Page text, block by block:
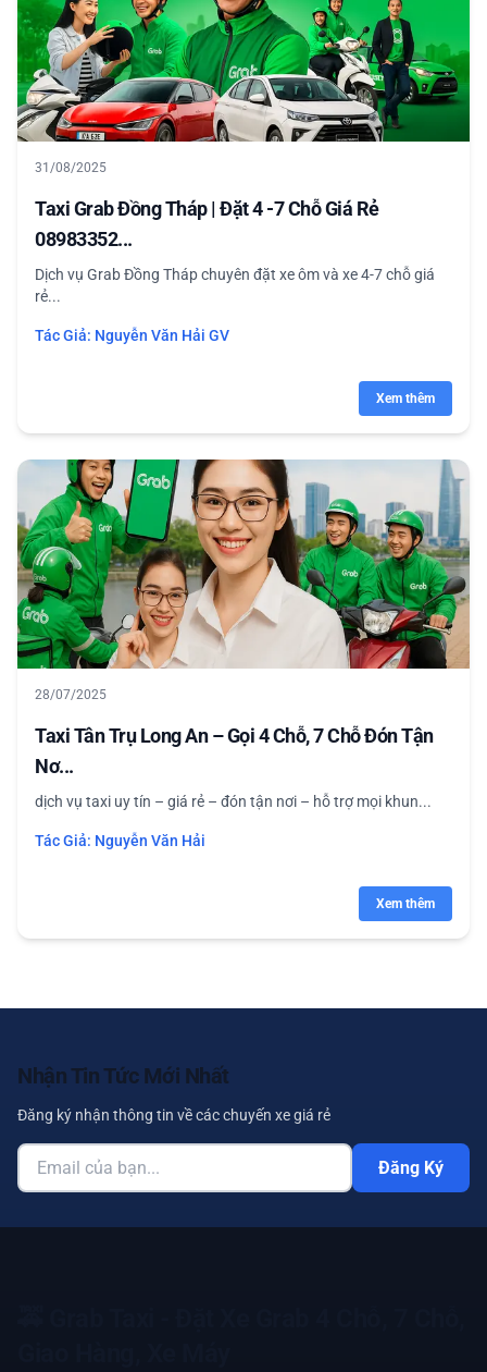
31/08/2025
Taxi Grab Đồng Tháp | Đặt 4 -7 Chỗ Giá Rẻ
08983352...
Dịch vụ Grab Đồng Tháp chuyên đặt xe ôm và xe 4-7 chỗ giá
rẻ...
Tác Giả: Nguyễn Văn Hải GV
Xem thêm
28/07/2025
Taxi Tân Trụ Long An – Gọi 4 Chỗ, 7 Chỗ Đón Tận
Nơ...
dịch vụ taxi uy tín – giá rẻ – đón tận nơi – hỗ trợ mọi khun...
Tác Giả: Nguyễn Văn Hải
Xem thêm
Nhận Tin Tức Mới Nhất
Đăng ký nhận thông tin về các chuyến xe giá rẻ
Đăng Ký